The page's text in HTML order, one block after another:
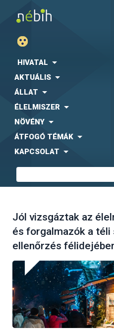
HIVATAL
AKTUÁLIS
ÁLLAT
ÉLELMISZER
NÖVÉNY
ÁTFOGÓ TÉMÁK
KAPCSOLAT
Jól vizsgáztak az
és forgalmazók a téli
ellenőrzés